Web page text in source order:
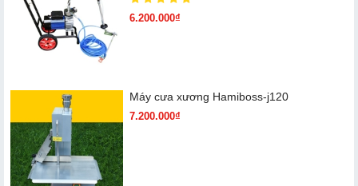
6.200.000₫
Máy cưa xương Hamiboss-j120
7.200.000₫